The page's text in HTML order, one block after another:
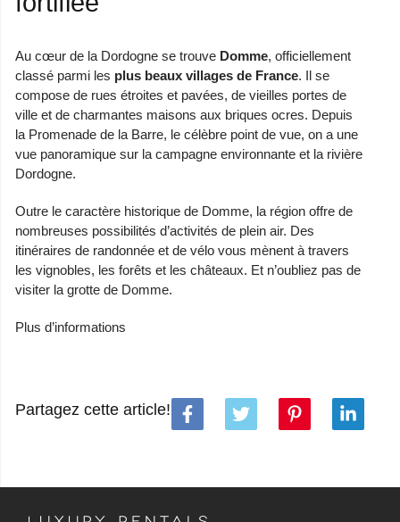
Au cœur de la Dordogne se trouve Domme, officiellement
classé parmi les plus beaux villages de France. Il se
compose de rues étroites et pavées, de vieilles portes de
ville et de charmantes maisons aux briques ocres. Depuis
la Promenade de la Barre, le célèbre point de vue, on a une
vue panoramique sur la campagne environnante et la rivière
Dordogne.
Outre le caractère historique de Domme, la région offre de
nombreuses possibilités d’activités de plein air. Des
itinéraires de randonnée et de vélo vous mènent à travers
les vignobles, les forêts et les châteaux. Et n’oubliez pas de
visiter la grotte de Domme.
Plus d’informations
Partagez cette article!